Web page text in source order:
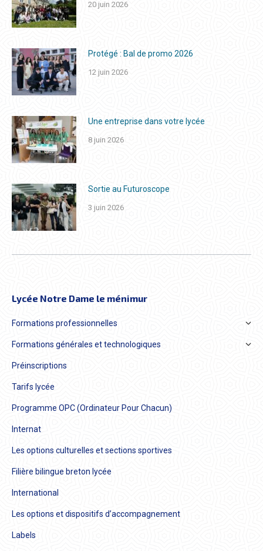
20 juin 2026
Protégé : Bal de promo 2026
12 juin 2026
Une entreprise dans votre lycée
8 juin 2026
Sortie au Futuroscope
3 juin 2026
Lycée Notre Dame le ménimur
Formations professionnelles
Formations générales et technologiques
Préinscriptions
Tarifs lycée
Programme OPC (Ordinateur Pour Chacun)
Internat
Les options culturelles et sections sportives
Filière bilingue breton lycée
International
Les options et dispositifs d’accompagnement
Labels